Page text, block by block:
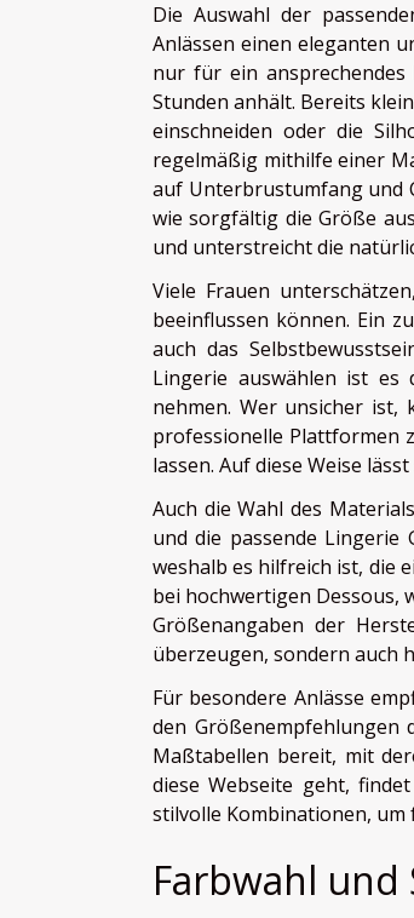
Die Auswahl der
Anlässen einen eleganten
nur für ein
Stunden anhält. Bereits
einschneiden oder die
regelmäßig mithilfe einer
auf Unterbrustumfang und
wie sorgfältig die Größe
und unterstreicht die
Viele Frauen
beeinflussen können. Ein
auch das
Lingerie auswählen ist es
nehmen. Wer unsicher
professionelle Plattformen
lassen. Auf diese Weise
Auch die Wahl des
und die passende Lingerie
weshalb es hilfreich ist, die
bei hochwertigen Dessous,
Größenangaben der
überzeugen, sondern auch
Für besondere Anlässe
den Größenempfehlungen
Maßtabellen bereit, mit
diese Webseite geht,
stilvolle Kombinationen, um
Farbwahl